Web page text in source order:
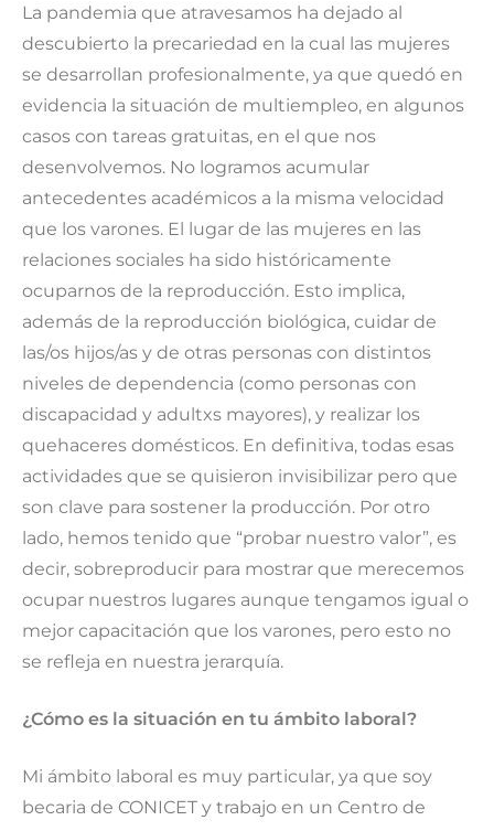
La pandemia que atravesamos ha dejado al
descubierto la precariedad en la cual las mujeres
se desarrollan profesionalmente, ya que quedó en
evidencia la situación de multiempleo, en algunos
casos con tareas gratuitas, en el que nos
desenvolvemos. No logramos acumular
antecedentes académicos a la misma velocidad
que los varones. El lugar de las mujeres en las
relaciones sociales ha sido históricamente
ocuparnos de la reproducción. Esto implica,
además de la reproducción biológica, cuidar de
las/os hijos/as y de otras personas con distintos
niveles de dependencia (como personas con
discapacidad y adultxs mayores), y realizar los
quehaceres domésticos. En definitiva, todas esas
actividades que se quisieron invisibilizar pero que
son clave para sostener la producción. Por otro
lado, hemos tenido que “probar nuestro valor”, es
decir, sobreproducir para mostrar que merecemos
ocupar nuestros lugares aunque tengamos igual o
mejor capacitación que los varones, pero esto no
se refleja en nuestra jerarquía.
¿Cómo es la situación en tu ámbito laboral?
Mi ámbito laboral es muy particular, ya que soy
becaria de CONICET y trabajo en un Centro de